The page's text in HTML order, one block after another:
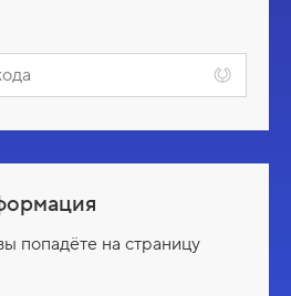
попадёте на страницу